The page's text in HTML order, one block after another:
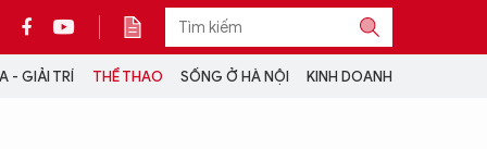
- GIẢI TRÍ THỂ THAO SỐNG Ở HÀ NỘI KINH DOANH